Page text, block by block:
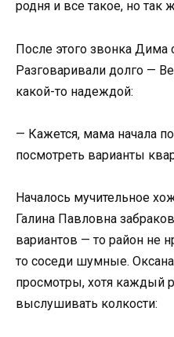
родня и все такое, но так
После этого звонка Дима
Разговаривали долго —
какой-то надеждой:
— Кажется, мама начала
посмотреть варианты
Началось мучительное
Галина Павловна
вариантов — то район не
то соседи шумные.
просмотры, хотя каждый
выслушивать колкости: